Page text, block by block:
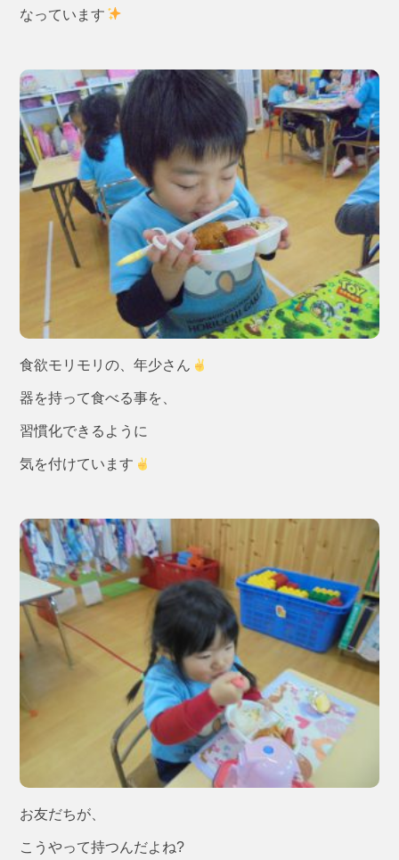
なっています
食欲モリモリの、年少さん
器を持って食べる事を、
習慣化できるように
気を付けています
お友だちが、
こうやって持つんだよね?